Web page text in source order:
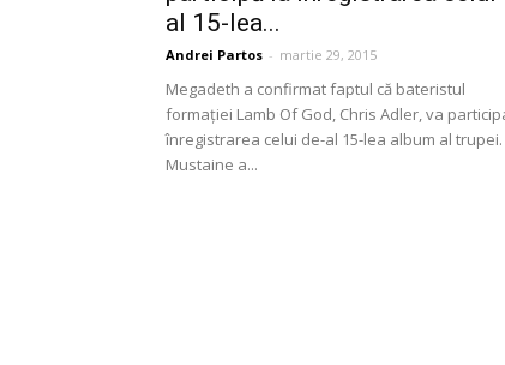
al 15-lea...
Andrei Partos - martie 29, 2015
Megadeth a confirmat faptul că bateristul
formației Lamb Of God, Chris Adler, va
înregistrarea celui de-al 15-lea album al trupei.
Mustaine a...